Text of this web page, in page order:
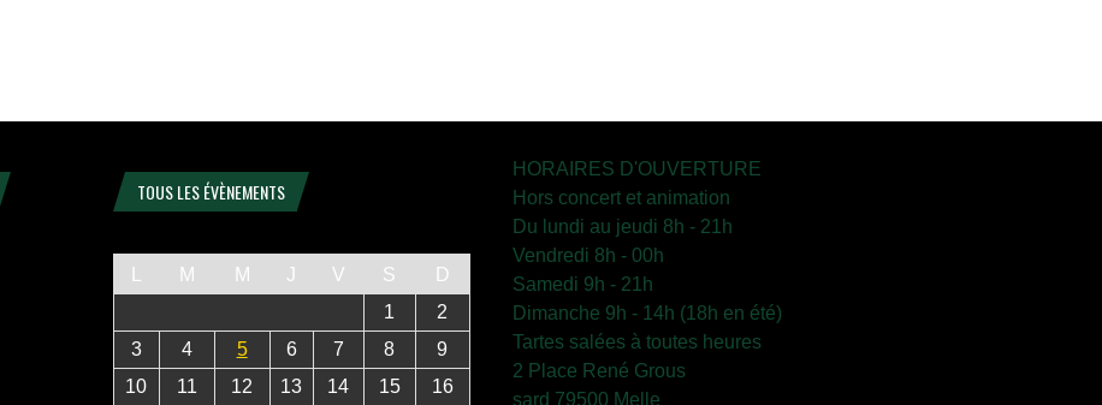
TOUS LES ÉVÈNEMENTS
M M J V S
D
1
2
3
4 5 6 7 8
9
10
11 12 13 14 15 16
HORAIRES D'OUVERTURE
Hors concert et animation
Du lundi au jeudi 8h - 21h
Vendredi 8h - 00h
Samedi 9h - 21h
Dimanche 9h - 14h (18h en été)
Tartes salées à toutes heures
2 Place René Grous
sard 79500 Melle